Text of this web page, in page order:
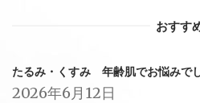
おすす
たるみ・くすみ 年齢肌でお悩みで
2026年6月12日